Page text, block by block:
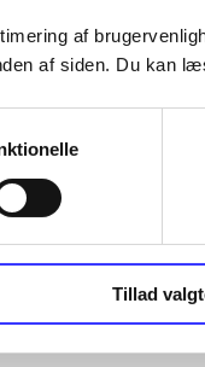
af
af siden. Du kan
Tillad